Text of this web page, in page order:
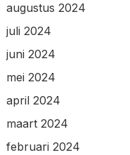
augustus 2024
juli 2024
juni 2024
mei 2024
april 2024
maart 2024
februari 2024